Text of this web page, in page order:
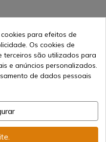
para efeitos de
Os cookies de
terceiros são utilizados para
e anúncios personalizados.
de dados pessoais